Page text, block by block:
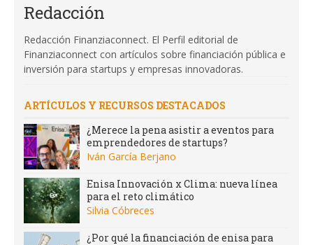
Redacción
Redacción Finanziaconnect. El Perfil editorial de
Finanziaconnect con artículos sobre financiación pública e
inversión para startups y empresas innovadoras.
ARTÍCULOS Y RECURSOS DESTACADOS
¿Merece la pena asistir a eventos para
emprendedores de startups?
Iván García Berjano
Enisa Innovación x Clima: nueva línea
para el reto climático
Silvia Cóbreces
¿Por qué la financiación de enisa para